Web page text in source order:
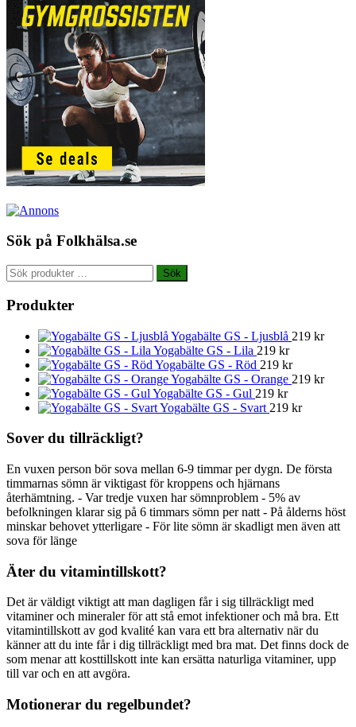
Sök på Folkhälsa.se
Sök
efter:
Sök
Produkter
Yogabälte GS - Ljusblå 219 kr
Yogabälte GS - Lila 219 kr
Yogabälte GS - Röd 219 kr
Yogabälte GS - Orange 219 kr
Yogabälte GS - Gul 219 kr
Yogabälte GS - Svart 219 kr
Sover du tillräckligt?
En vuxen person bör sova mellan 6-9 timmar per dygn. De första
timmarnas sömn är viktigast för kroppens och hjärnans
återhämtning. - Var tredje vuxen har sömnproblem - 5% av
befolkningen klarar sig på 6 timmars sömn per natt - På ålderns höst
minskar behovet ytterligare - För lite sömn är skadligt men även att
sova för länge
Äter du vitamintillskott?
Det är väldigt viktigt att man dagligen får i sig tillräckligt med
vitaminer och mineraler för att stå emot infektioner och må bra. Ett
vitamintillskott av god kvalité kan vara ett bra alternativ när du
känner att du inte får i dig tillräckligt med bra mat. Det finns dock de
som menar att kosttillskott inte kan ersätta naturliga vitaminer, upp
till var och en att avgöra.
Motionerar du regelbundet?